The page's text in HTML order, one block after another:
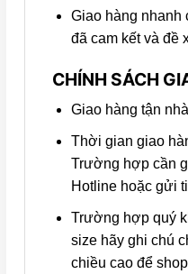
Giao hàng nhanh
đã cam kết và đề
CHÍNH SÁCH
Giao hàng tận
Thời gian giao
Trường hợp cần
Hotline hoặc gửi
Trường hợp quý
size hãy ghi chú
chiều cao để